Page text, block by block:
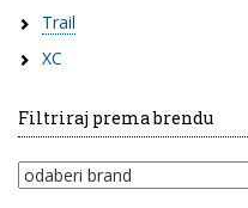
Trail
XC
Filtriraj prema brendu